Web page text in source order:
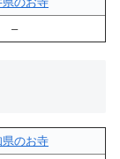
–
県のお寺